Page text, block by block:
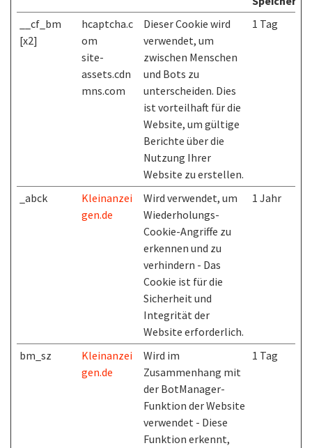
__cf_bm
[x2]
hcaptcha.c
om
site-
assets.cdn
mns.com
Dieser Cookie wird
verwendet, um
zwischen Menschen
und Bots zu
unterscheiden. Dies
ist vorteilhaft für die
Website, um gültige
Berichte über die
Nutzung Ihrer
Website zu erstellen.
1 Tag
_abck
Kleinanzei
gen.de
Wird verwendet, um
Wiederholungs-
Cookie-Angriffe zu
erkennen und zu
verhindern - Das
Cookie ist für die
Sicherheit und
Integrität der
Website erforderlich.
1 Jahr
bm_sz
Kleinanzei
gen.de
Wird im
Zusammenhang mit
der BotManager-
Funktion der Website
verwendet - Diese
Funktion erkennt,
1 Tag